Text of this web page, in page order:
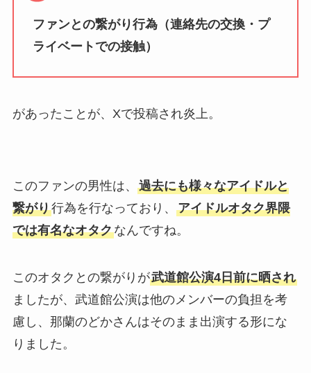
ファンとの繋がり行為（連絡先の交換・プ
ライベートでの接触）
があったことが、Xで投稿され炎上。
このファンの男性は、 過去にも様々なアイドルと
繋がり行為を行なっており、 アイドルオタク界隈
では有名なオタクなんですね。
このオタクとの繋がりが武道館公演4日前に晒され
ましたが、武道館公演は他のメンバーの負担を考
慮し、那蘭のどかさんはそのまま出演する形にな
りました。